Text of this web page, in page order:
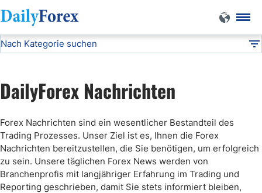
DF Forex Nachrichten
Nach Kategorie suchen
Dummy - Fundamental
Dummy - Expo
DailyForex Nachrichten
Forex Nachrichten sind ein wesentlicher Bestandteil des
Trading Prozesses. Unser Ziel ist es, Ihnen die Forex
Nachrichten bereitzustellen, die Sie benötigen, um erfolgreich
zu sein. Unsere täglichen Forex News werden von
Branchenprofis mit langjähriger Erfahrung im Trading und
Reporting geschrieben, damit Sie stets informiert bleiben,